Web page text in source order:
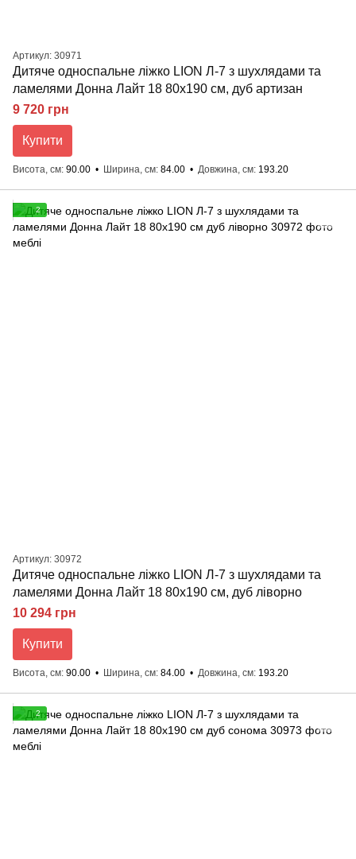
Артикул: 30971
Дитяче односпальне ліжко LION Л-7 з шухлядами та
ламелями Донна Лайт 18 80x190 см, дуб артизан
9 720 грн
Купити
Висота, см 90.00 Ширина, см 84.00 Довжина, см 193.20
2
Артикул: 30972
Дитяче односпальне ліжко LION Л-7 з шухлядами та
ламелями Донна Лайт 18 80x190 см, дуб ліворно
10 294 грн
Купити
Висота, см 90.00 Ширина, см 84.00 Довжина, см 193.20
2